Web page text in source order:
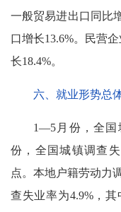
一般贸易进出口同比
口增长13.6%。民营
长18.4%。
六、就业形势总
1—5月份，全国
份，全国城镇调查
点。本地户籍劳动力
查失业率为4.9%，